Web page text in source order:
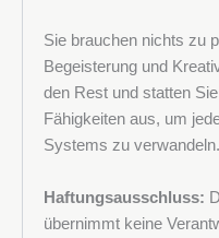
Sie brauchen nichts zu
Begeisterung und
den Rest und statten
Fähigkeiten aus, um
Systems zu verwandeln.
Haftungsausschluss:
übernimmt keine